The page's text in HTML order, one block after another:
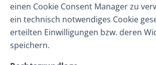
einen Cookie Consent Manager zu
ein technisch notwendiges Cookie
erteilten Einwilligungen bzw. deren
speichern.